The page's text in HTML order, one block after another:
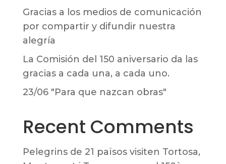
Gracias a los medios de comunicación
por compartir y difundir nuestra
alegría
La Comisión del 150 aniversario da las
gracias a cada una, a cada uno.
23/06 "Para que nazcan obras"
Recent Comments
Pelegrins de 21 països visiten Tortosa,